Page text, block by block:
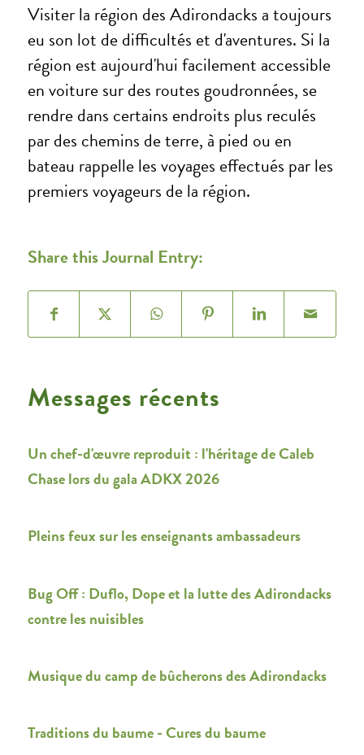
Visiter la région des Adirondacks a toujours
eu son lot de difficultés et d'aventures. Si la
région est aujourd'hui facilement accessible
en voiture sur des routes goudronnées, se
rendre dans certains endroits plus reculés
par des chemins de terre, à pied ou en
bateau rappelle les voyages effectués par les
premiers voyageurs de la région.
Messages récents
Un chef-d'œuvre reproduit : l'héritage de Caleb
Chase lors du gala ADKX 2026
Pleins feux sur les enseignants ambassadeurs
Bug Off : Duflo, Dope et la lutte des Adirondacks
contre les nuisibles
Musique du camp de bûcherons des Adirondacks
Traditions du baume - Cures du baume